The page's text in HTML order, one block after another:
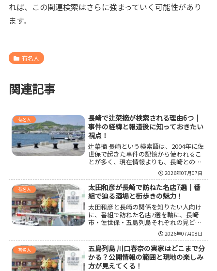
れば、この関連検索はさらに強まっていく可能性があり
ます。
有名人
関連記事
有名人
長崎で辻菜摘が検索される理由6つ｜
事件の経緯と報道後に知っておきたい
視点！
辻菜摘 長崎という検索語は、2004年に佐
世保で起きた事件の記憶から使われるこ
とが多く、現在情報よりも、長崎との関
係、事件の基礎経緯、少年法の扱い、学
校現場に残った教訓を整理して読むこと
が大切です。刺激の強い記事に流され
ず、確認できる事実と推測を分けて受け
止める視点が、検索の質を大きく変えま
す。
2026年07月07日
有名人
太田和彦が長崎で訪ねた名店7選｜番
組で辿る酒場と街歩きの魅力！
太田和彦と長崎の関係を知りたい人向け
に、番組で訪ねた名店7選を軸に、長崎
市・佐世保・五島列島それぞれの見どこ
ろ、街歩きと組み合わせる巡り方、地酒
と郷土料理の楽しみ方、聖地巡礼前の注
意点まで整理しました。店名だけで終わ
らず、なぜ長崎回が特別に印象深いのか
まで掴みたい人に役立つ内容です。
2026年07月08日
有名人
五島列島 川口春奈の実家はどこまで分
かる？公開情報の範囲と現地の楽しみ
方が見えてくる！